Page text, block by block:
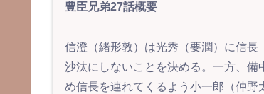
豊臣兄弟27話概要
信澄（緒形敦）は光秀（要潤）に信
沙汰にしないことを決める。一方、
め信長を連れてくるよう小一郎（仲